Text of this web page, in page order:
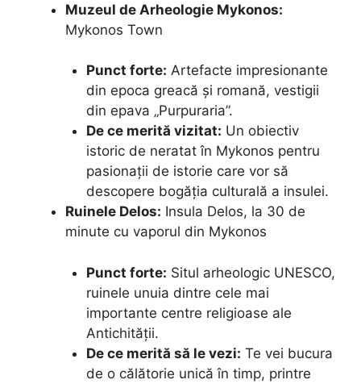
Muzeul de Arheologie Mykonos:
Mykonos Town
Punct forte: Artefacte impresionante
din epoca greacă și romană, vestigii
din epava „Purpuraria”.
De ce merită vizitat: Un obiectiv
istoric de neratat în Mykonos pentru
pasionații de istorie care vor să
descopere bogăția culturală a insulei.
Ruinele Delos: Insula Delos, la 30 de
minute cu vaporul din Mykonos
Punct forte: Situl arheologic UNESCO,
ruinele unuia dintre cele mai
importante centre religioase ale
Antichității.
De ce merită să le vezi: Te vei bucura
de o călătorie unică în timp, printre